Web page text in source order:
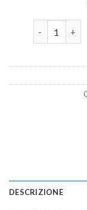
DESCRIZIONE